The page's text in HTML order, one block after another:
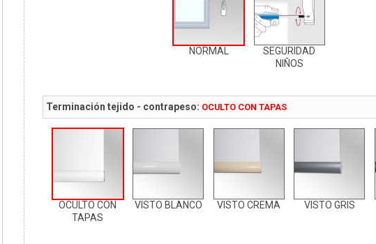
NORMAL
SEGURIDAD
NIÑOS
Terminación tejido - contrapeso: OCULTO CON TAPAS
OCULTO CON
TAPAS
VISTO BLANCO VISTO CREMA VISTO GRIS